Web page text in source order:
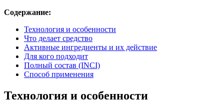
Содержание:
Технология и особенности
Что делает средство
Активные ингредиенты и их действие
Для кого подходит
Полный состав (INCI)
Способ применения
Технология и особенности